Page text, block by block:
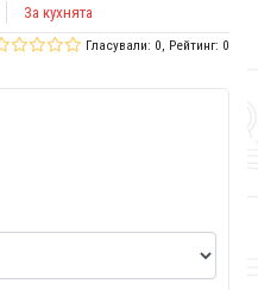
За кухнята
Гласували: 0, Рейтинг: 0